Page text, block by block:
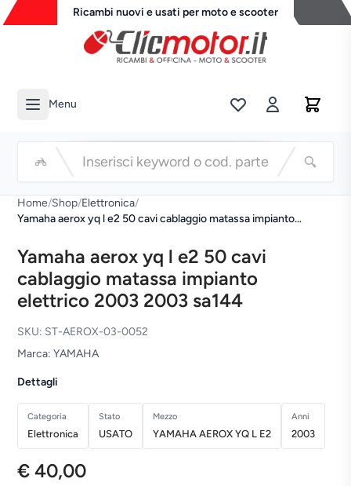
Ricambi nuovi e usati per moto e scooter
Menu
Home/Shop/Elettronica/
Yamaha aerox yq l e2 50 cavi cablaggio matassa impianto
Yamaha aerox yq l e2 50 cavi
cablaggio matassa impianto
elettrico 2003 2003 sa144
SKU: ST-AEROX-03-0052
Marca: YAMAHA
Dettagli
Categoria
Elettronica
Stato
USATO
Mezzo
YAMAHA AEROX YQ L E2
Anni
2003
€ 40,00